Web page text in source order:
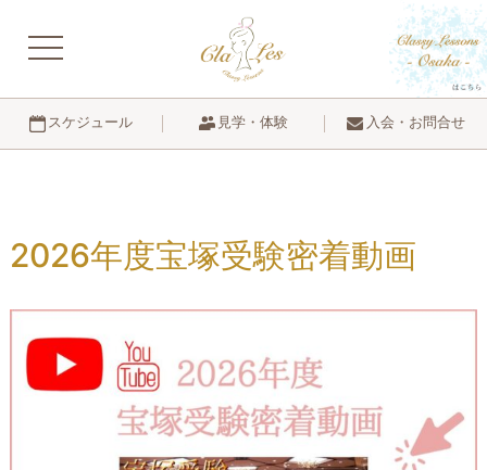
navigation
スケジュール 見学・体験 入会・お問合せ
2026年度宝塚受験密着動画